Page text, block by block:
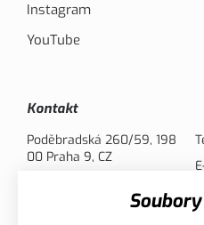
Instagram
YouTube
Kontakt
Poděbradská 260/59, 198
00 Praha 9, CZ